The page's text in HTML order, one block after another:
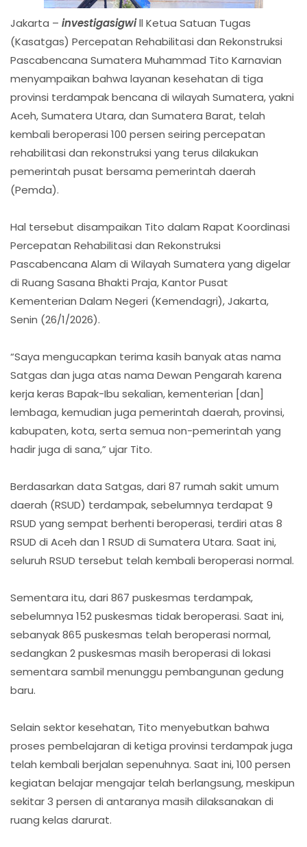
Jakarta – investigasigwill Ketua Satuan Tugas
(Kasatgas) Percepatan Rehabilitasi dan Rekonstruksi
Pascabencana Sumatera Muhammad Tito Karnavian
menyampaikan bahwa layanan kesehatan di tiga
provinsi terdampak bencana di wilayah Sumatera, yakni
Aceh, Sumatera Utara, dan Sumatera Barat, telah
kembali beroperasi 100 persen seiring percepatan
rehabilitasi dan rekonstruksi yang terus dilakukan
pemerintah pusat bersama pemerintah daerah
(Pemda).
Hal tersebut disampaikan Tito dalam Rapat Koordinasi
Percepatan Rehabilitasi dan Rekonstruksi
Pascabencana Alam di Wilayah Sumatera yang digelar
di Ruang Sasana Bhakti Praja, Kantor Pusat
Kementerian Dalam Negeri (Kemendagri), Jakarta,
Senin (26/1/2026).
“Saya mengucapkan terima kasih banyak atas nama
Satgas dan juga atas nama Dewan Pengarah karena
kerja keras Bapak-Ibu sekalian, kementerian [dan]
lembaga, kemudian juga pemerintah daerah, provinsi,
kabupaten, kota, serta semua non-pemerintah yang
hadir juga di sana,” ujar Tito.
Berdasarkan data Satgas, dari 87 rumah sakit umum
daerah (RSUD) terdampak, sebelumnya terdapat 9
RSUD yang sempat berhenti beroperasi, terdiri atas 8
RSUD di Aceh dan 1 RSUD di Sumatera Utara. Saat ini,
seluruh RSUD tersebut telah kembali beroperasi normal.
Sementara itu, dari 867 puskesmas terdampak,
sebelumnya 152 puskesmas tidak beroperasi. Saat ini,
sebanyak 865 puskesmas telah beroperasi normal,
sedangkan 2 puskesmas masih beroperasi di lokasi
sementara sambil menunggu pembangunan gedung
baru.
Selain sektor kesehatan, Tito menyebutkan bahwa
proses pembelajaran di ketiga provinsi terdampak juga
telah kembali berjalan sepenuhnya. Saat ini, 100 persen
kegiatan belajar mengajar telah berlangsung, meskipun
sekitar 3 persen di antaranya masih dilaksanakan di
ruang kelas darurat.